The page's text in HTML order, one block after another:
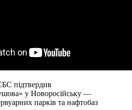
підтвердив
у Новоросійську —
парків та нафтобаз